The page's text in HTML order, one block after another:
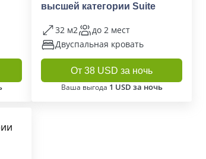
высшей категории Suite
32 м2
до 2 мест
Двуспальная кровать
От 38 USD за ночь
Ваша выгода 1 USD за ночь